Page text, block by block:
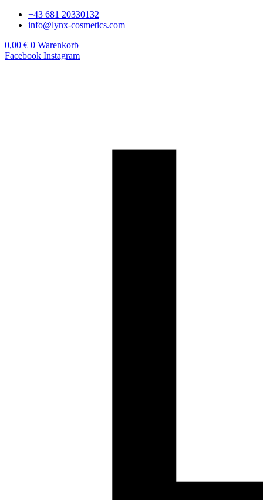
Zum
Inhalt
+43 681 20330132
info@lynx-cosmetics.com
0,00 € 0 Warenkorb
Facebook Instagram